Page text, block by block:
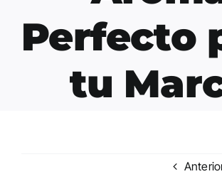
Perfecto
tu